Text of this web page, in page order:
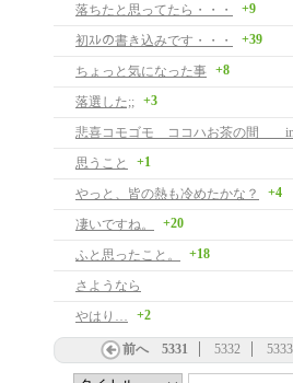
落ちたと思ってたら・・・
+9
初ｽﾚの書き込みです・・・
+39
ちょっと気になった事 +8
落選した;; +3
悲喜コモゴモ ココハお茶の間 in
思うこと
+1
やっと、皆の熱も冷めたかな？
+4
凄いですね。
+20
ふと思ったこと。
+18
さようなら
やはり…
+2
前へ 5331 5332 5333